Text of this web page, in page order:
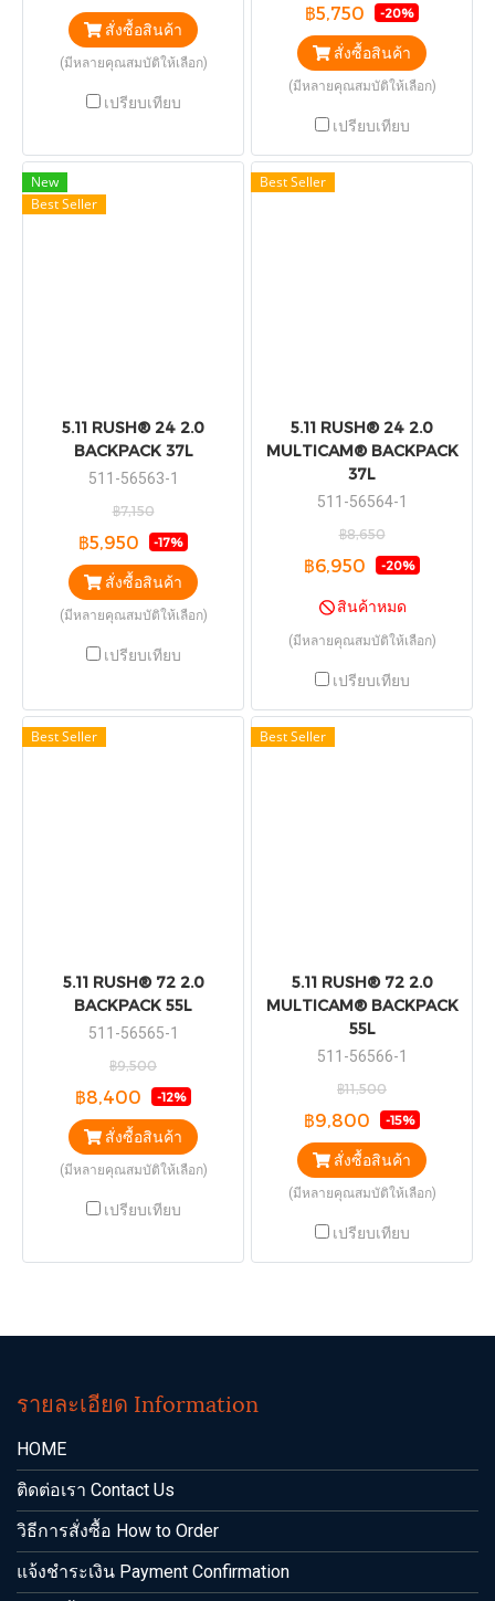
สั่งซื้อสินค้า
(มีหลายคุณสมบัติให้เลือก)
เปรียบเทียบ
฿5,750 -20%
สั่งซื้อสินค้า
(มีหลายคุณสมบัติให้เลือก)
เปรียบเทียบ
New
Best Seller
5.11 RUSH® 24 2.0
BACKPACK 37L
511-56563-1
฿7,150
฿5,950 -17%
สั่งซื้อสินค้า
(มีหลายคุณสมบัติให้เลือก)
เปรียบเทียบ
Best Seller
5.11 RUSH® 24 2.0
MULTICAM® BACKPACK
37L
511-56564-1
฿8,650
฿6,950 -20%
สินค้าหมด
(มีหลายคุณสมบัติให้เลือก)
เปรียบเทียบ
Best Seller
5.11 RUSH® 72 2.0
BACKPACK 55L
511-56565-1
฿9,500
฿8,400 -12%
สั่งซื้อสินค้า
(มีหลายคุณสมบัติให้เลือก)
เปรียบเทียบ
Best Seller
5.11 RUSH® 72 2.0
MULTICAM® BACKPACK
55L
511-56566-1
฿11,500
฿9,800 -15%
สั่งซื้อสินค้า
(มีหลายคุณสมบัติให้เลือก)
เปรียบเทียบ
รายละเอียด Information
HOME
ติดต่อเรา Contact Us
วิธีการสั่งซื้อ How to Order
แจ้งชำระเงิน Payment Confirmation